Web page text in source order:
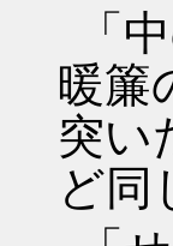
「
暖簾
突い
ど同